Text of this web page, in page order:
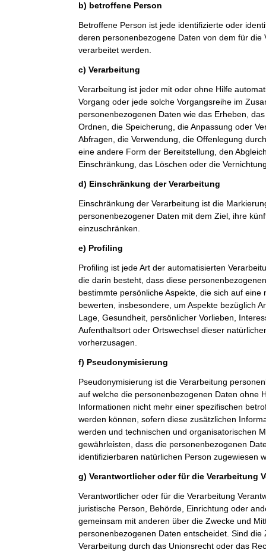
b) betroffene Person
Betroffene Person ist jede identifizierte oder
deren personenbezogene Daten von dem für die
verarbeitet werden.
c) Verarbeitung
Verarbeitung ist jeder mit oder ohne Hilfe
Vorgang oder jede solche Vorgangsreihe im
personenbezogenen Daten wie das Erheben,
Ordnen, die Speicherung, die Anpassung oder
Abfragen, die Verwendung, die Offenlegung
eine andere Form der Bereitstellung, den
Einschränkung, das Löschen oder die
d) Einschränkung der Verarbeitung
Einschränkung der Verarbeitung ist die
personenbezogener Daten mit dem Ziel, ihre
einzuschränken.
e) Profiling
Profiling ist jede Art der automatisierten
die darin besteht, dass diese
bestimmte persönliche Aspekte, die sich auf
bewerten, insbesondere, um Aspekte bezüglich
Lage, Gesundheit, persönlicher Vorlieben,
Aufenthaltsort oder Ortswechsel dieser
vorherzusagen.
f) Pseudonymisierung
Pseudonymisierung ist die Verarbeitung
auf welche die personenbezogenen Daten ohne
Informationen nicht mehr einer spezifischen
werden können, sofern diese zusätzlichen
werden und technischen und organisatorischen
gewährleisten, dass die personenbezogenen
identifizierbaren natürlichen Person zugewiesen
g) Verantwortlicher oder für die Verarbeitung
Verantwortlicher oder für die Verarbeitung
juristische Person, Behörde, Einrichtung oder
gemeinsam mit anderen über die Zwecke und
personenbezogenen Daten entscheidet. Sind die
Verarbeitung durch das Unionsrecht oder das